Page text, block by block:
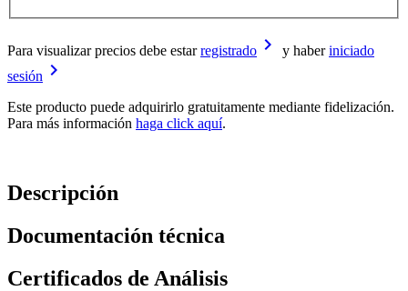
Para visualizar precios debe estarregistrado keyboard_arrow_right y haberiniciado
sesión keyboard_arrow_right
Este producto puede adquirirlo gratuitamente mediante fidelización.
Para más información haga click aquí.
Descripción
Documentación técnica
Certificados de Análisis